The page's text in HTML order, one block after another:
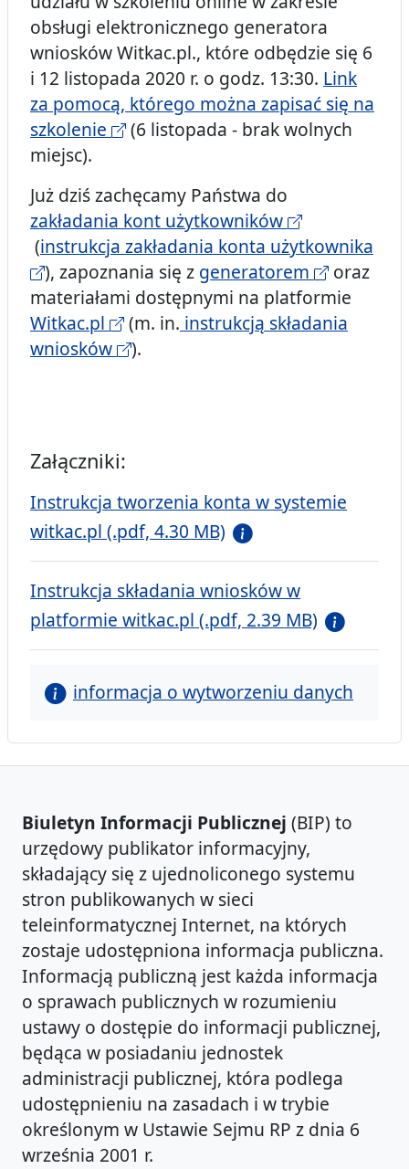
obsługi elektronicznego generatora
wniosków Witkac.pl., które odbędzie się 6
i 12 listopada 2020 r. o godz. 13:30. Link
za pomocą, którego można zapisać się na
szkolenie
(6 listopada - brak wolnych
miejsc).
Już dziś zachęcamy Państwa do
zakładania kont użytkowników
(instrukcja zakładania konta użytkownika
), zapoznania się z generatorem
oraz
materiałami dostępnymi na platformie
Witkac.pl
(m. in. instrukcją składania
wniosków
).
Załączniki:
Instrukcja tworzenia konta w systemie
witkac.pl (.pdf, 4.30 MB)
Instrukcja składania wniosków w
platformie witkac.pl (.pdf, 2.39 MB)
informacja o wytworzeniu danych
Biuletyn Informacji Publicznej (BIP) to
urzędowy publikator informacyjny,
składający się z ujednoliconego systemu
stron publikowanych w sieci
teleinformatycznej Internet, na których
zostaje udostępniona informacja publiczna.
Informacją publiczną jest każda informacja
o sprawach publicznych w rozumieniu
ustawy o dostępie do informacji publicznej,
będąca w posiadaniu jednostek
administracji publicznej, która podlega
udostępnieniu na zasadach i w trybie
określonym w Ustawie Sejmu RP z dnia 6
września 2001 r.